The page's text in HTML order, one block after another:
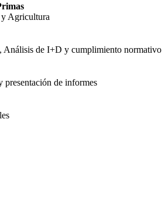
y Agricultura
Análisis de I+D y cumplimiento normativo
de informes